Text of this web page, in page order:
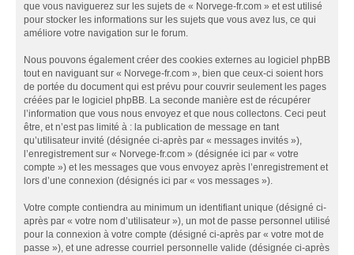
que vous naviguerez sur les sujets de « Norvege-fr.com » et est utilisé
pour stocker les informations sur les sujets que vous avez lus, ce qui
améliore votre navigation sur le forum.
Nous pouvons également créer des cookies externes au logiciel phpBB
tout en naviguant sur « Norvege-fr.com », bien que ceux-ci soient hors
de portée du document qui est prévu pour couvrir seulement les pages
créées par le logiciel phpBB. La seconde manière est de récupérer
l’information que vous nous envoyez et que nous collectons. Ceci peut
être, et n’est pas limité à : la publication de message en tant
qu’utilisateur invité (désignée ci-après par « messages invités »),
l’enregistrement sur « Norvege-fr.com » (désignée ici par « votre
compte ») et les messages que vous envoyez après l’enregistrement et
lors d’une connexion (désignés ici par « vos messages »).
Votre compte contiendra au minimum un identifiant unique (désigné ci-
après par « votre nom d’utilisateur »), un mot de passe personnel utilisé
pour la connexion à votre compte (désigné ci-après par « votre mot de
passe »), et une adresse courriel personnelle valide (désignée ci-après